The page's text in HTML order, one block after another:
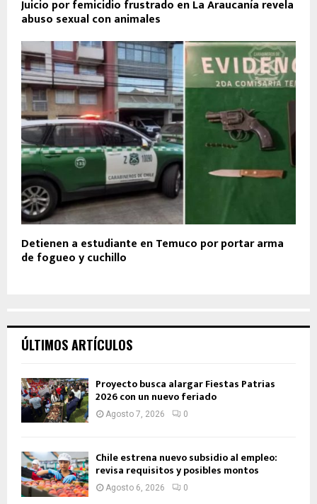
Juicio por femicidio frustrado en La Araucanía revela
abuso sexual con animales
Detienen a estudiante en Temuco por portar arma
de fogueo y cuchillo
ÚLTIMOS ARTÍCULOS
Proyecto busca alargar Fiestas Patrias
2026 con un nuevo feriado
Agosto 7, 2026 0
Chile estrena nuevo subsidio al empleo:
revisa requisitos y posibles montos
Agosto 6, 2026 0